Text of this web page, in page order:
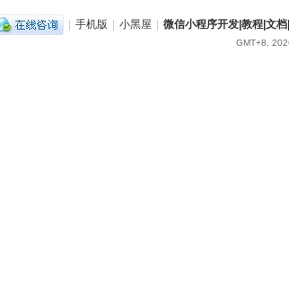
| 手机版 | 小黑屋 | 微信小程序开发|教程|文
GMT+8,